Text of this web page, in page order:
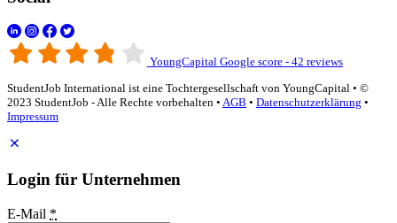
YoungCapital Google score - 42 reviews
StudentJob International ist eine Tochtergesellschaft von YoungCapital • ©
2023 StudentJob - Alle Rechte vorbehalten • AGB • Datenschutzerklärung •
Impressum
Login für Unternehmen
E-Mail *